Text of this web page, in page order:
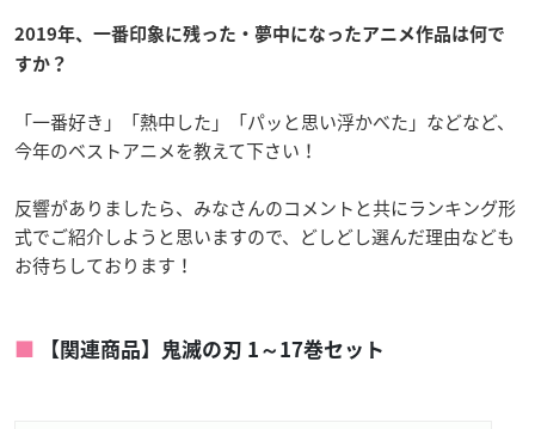
2019年、一番印象に残った・夢中になったアニメ作品は何で
すか？
「一番好き」「熱中した」「パッと思い浮かべた」などなど、
今年のベストアニメを教えて下さい！
反響がありましたら、みなさんのコメントと共にランキング形
式でご紹介しようと思いますので、どしどし選んだ理由なども
お待ちしております！
【関連商品】鬼滅の刃 1～17巻セット